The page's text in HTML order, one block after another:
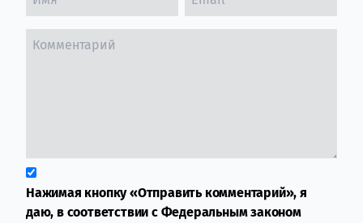
Нажимая кнопку «Отправить комментарий», я
даю, в соответствии с Федеральным законом